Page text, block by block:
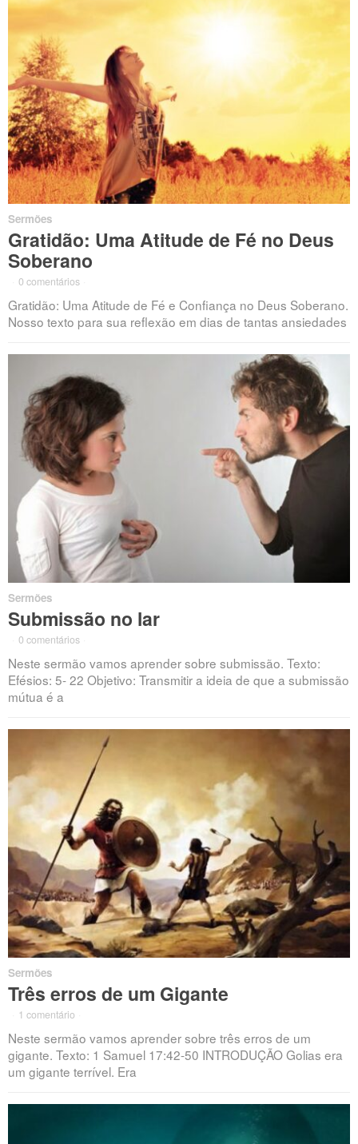
Sermões
Gratidão: Uma Atitude de Fé no Deus
Soberano
0 comentários
Gratidão: Uma Atitude de Fé e Confiança no Deus Soberano.
Nosso texto para sua reflexão em dias de tantas ansiedades
Sermões
Submissão no lar
0 comentários
Neste sermão vamos aprender sobre submissão. Texto:
Efésios: 5- 22 Objetivo: Transmitir a ideia de que a submissão
mútua é a
Sermões
Três erros de um Gigante
1 comentário
Neste sermão vamos aprender sobre três erros de um
gigante. Texto: 1 Samuel 17:42-50 INTRODUÇÃO Golias era
um gigante terrível. Era